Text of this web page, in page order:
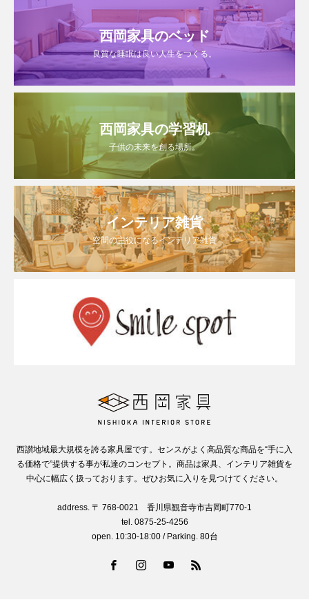
西岡家具のベッド
良質な睡眠は良い人生をつくる。
西岡家具の学習机
子供の未来を創る場所。
インテリア雑貨
空間の主役になるインテリア雑貨
西讃地域最大規模を誇る家具屋です。センスがよく高品質な商品を“手に入
る価格で”提供する事が私達のコンセプト。商品は家具、インテリア雑貨を
中心に幅広く扱っております。ぜひお気に入りを見つけてください。
address. 〒 768-0021 香川県観音寺市吉岡町770-1
tel. 0875-25-4256
open. 10:30-18:00 / Parking. 80台